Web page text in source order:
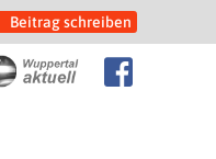
Beitrag schreiben